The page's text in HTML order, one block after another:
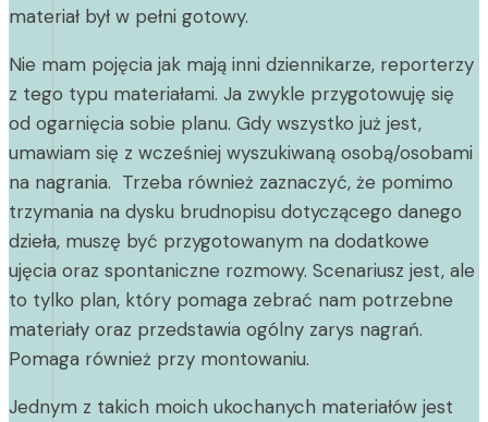
materiał był w pełni gotowy.
Nie mam pojęcia jak mają inni dziennikarze, reporterzy
z tego typu materiałami. Ja zwykle przygotowuję się
od ogarnięcia sobie planu. Gdy wszystko już jest,
umawiam się z wcześniej wyszukiwaną osobą/osobami
na nagrania. Trzeba również zaznaczyć, że pomimo
trzymania na dysku brudnopisu dotyczącego danego
dzieła, muszę być przygotowanym na dodatkowe
ujęcia oraz spontaniczne rozmowy. Scenariusz jest, ale
to tylko plan, który pomaga zebrać nam potrzebne
materiały oraz przedstawia ogólny zarys nagrań.
Pomaga również przy montowaniu.
Jednym z takich moich ukochanych materiałów jest